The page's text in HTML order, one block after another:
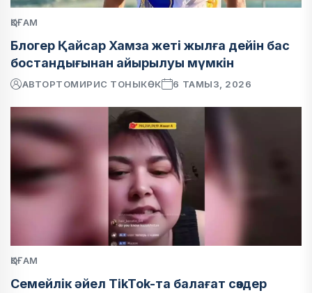
ҚОҒАМ
Блогер Қайсар Хамза жеті жылға дейін бас
бостандығынан айырылуы мүмкін
АВТОРТОМИРИС ТОНЫКӨК 6 ТАМЫЗ, 2026
ҚОҒАМ
Семейлік әйел TikTok-та балағат сөздер